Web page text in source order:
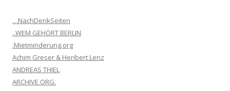
…NachDenkSeiten
..WEM GEHÖRT BERLIN
.Mietminderung.org
Achim Greser & Heribert Lenz
ANDREAS THIEL
ARCHIVE ORG.